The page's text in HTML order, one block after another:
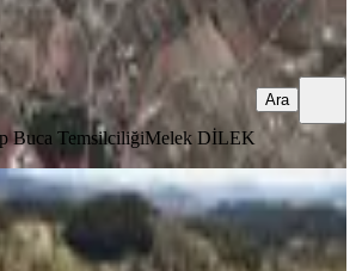
Buca TemsilciliğiMelek DİLEK
Ara
Buca Doğancılar'da
Zeytinlik